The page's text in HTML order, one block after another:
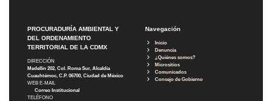
PROCURADURÍA AMBIENTAL Y
DEL ORDENAMIENTO
TERRITORIAL DE LA CDMX
DIRECCIÓN
Medellín 202, Col. Roma Sur, Alcaldía
Cuauhtémoc, C.P. 06700, Ciudad de México
WEB E-MAIL
Correo Institucional
TELÉFONO
Navegación
Inicio
Denuncia
¿Quiénes somos?
Micrositios
Comunicados
Consejo de Gobierno